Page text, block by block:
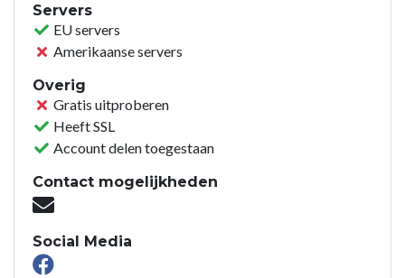
Servers
EU servers
Amerikaanse servers
Overig
Gratis uitproberen
Heeft SSL
Account delen toegestaan
Contact mogelijkheden
Social Media